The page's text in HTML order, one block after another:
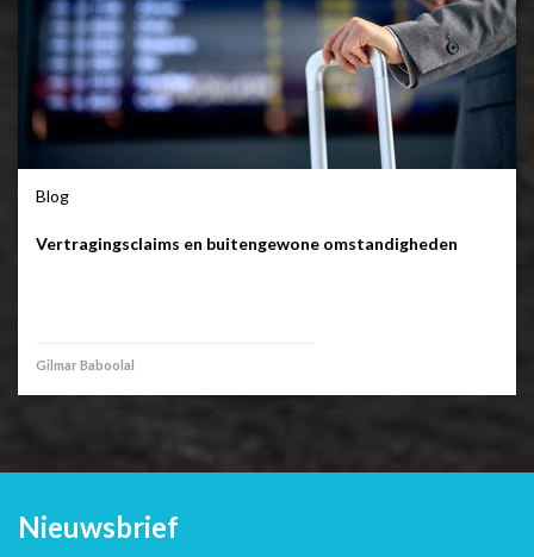
Blog
Vertragingsclaims en buitengewone omstandigheden
Gilmar Baboolal
Nieuwsbrief